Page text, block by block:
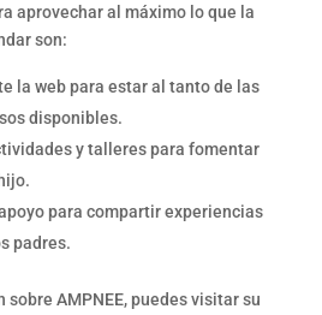
aprovechar al máximo lo que la
son:
la web para estar al tanto de las
disponibles.
y talleres para fomentar
para compartir experiencias
padres.
AMPNEE, puedes visitar su